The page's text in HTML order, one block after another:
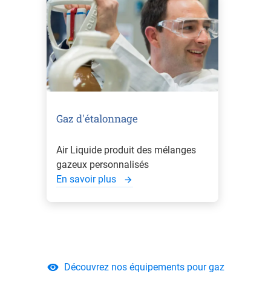
Gaz d'étalonnage
Air Liquide produit des mélanges
gazeux personnalisés
En savoir plus
Découvrez nos équipements pour gaz